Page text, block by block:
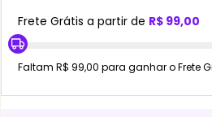
Frete Grátis a partir de R$ 99,00
Faltam R$ 99,00 para ganhar o Frete